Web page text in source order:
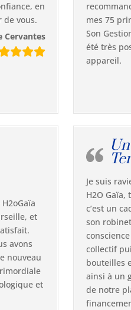
en
de vous.
Cervantes
mes 75
Son
été très
appareil.
et
avons
nouveau
et
Je suis
H2O
c’est un
son
collectif
bouteilles
ainsi à un
de notre